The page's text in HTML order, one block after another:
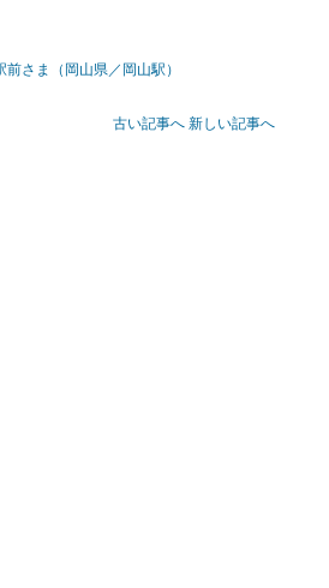
さま（岡山県／岡山駅）
古い記事へ 新しい記事へ